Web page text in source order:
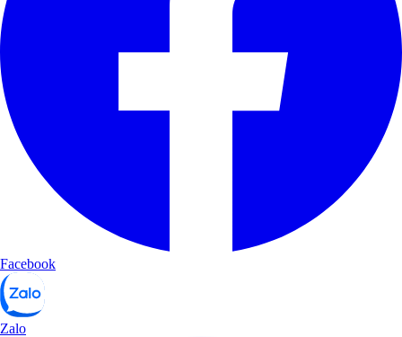
Facebook
Zalo